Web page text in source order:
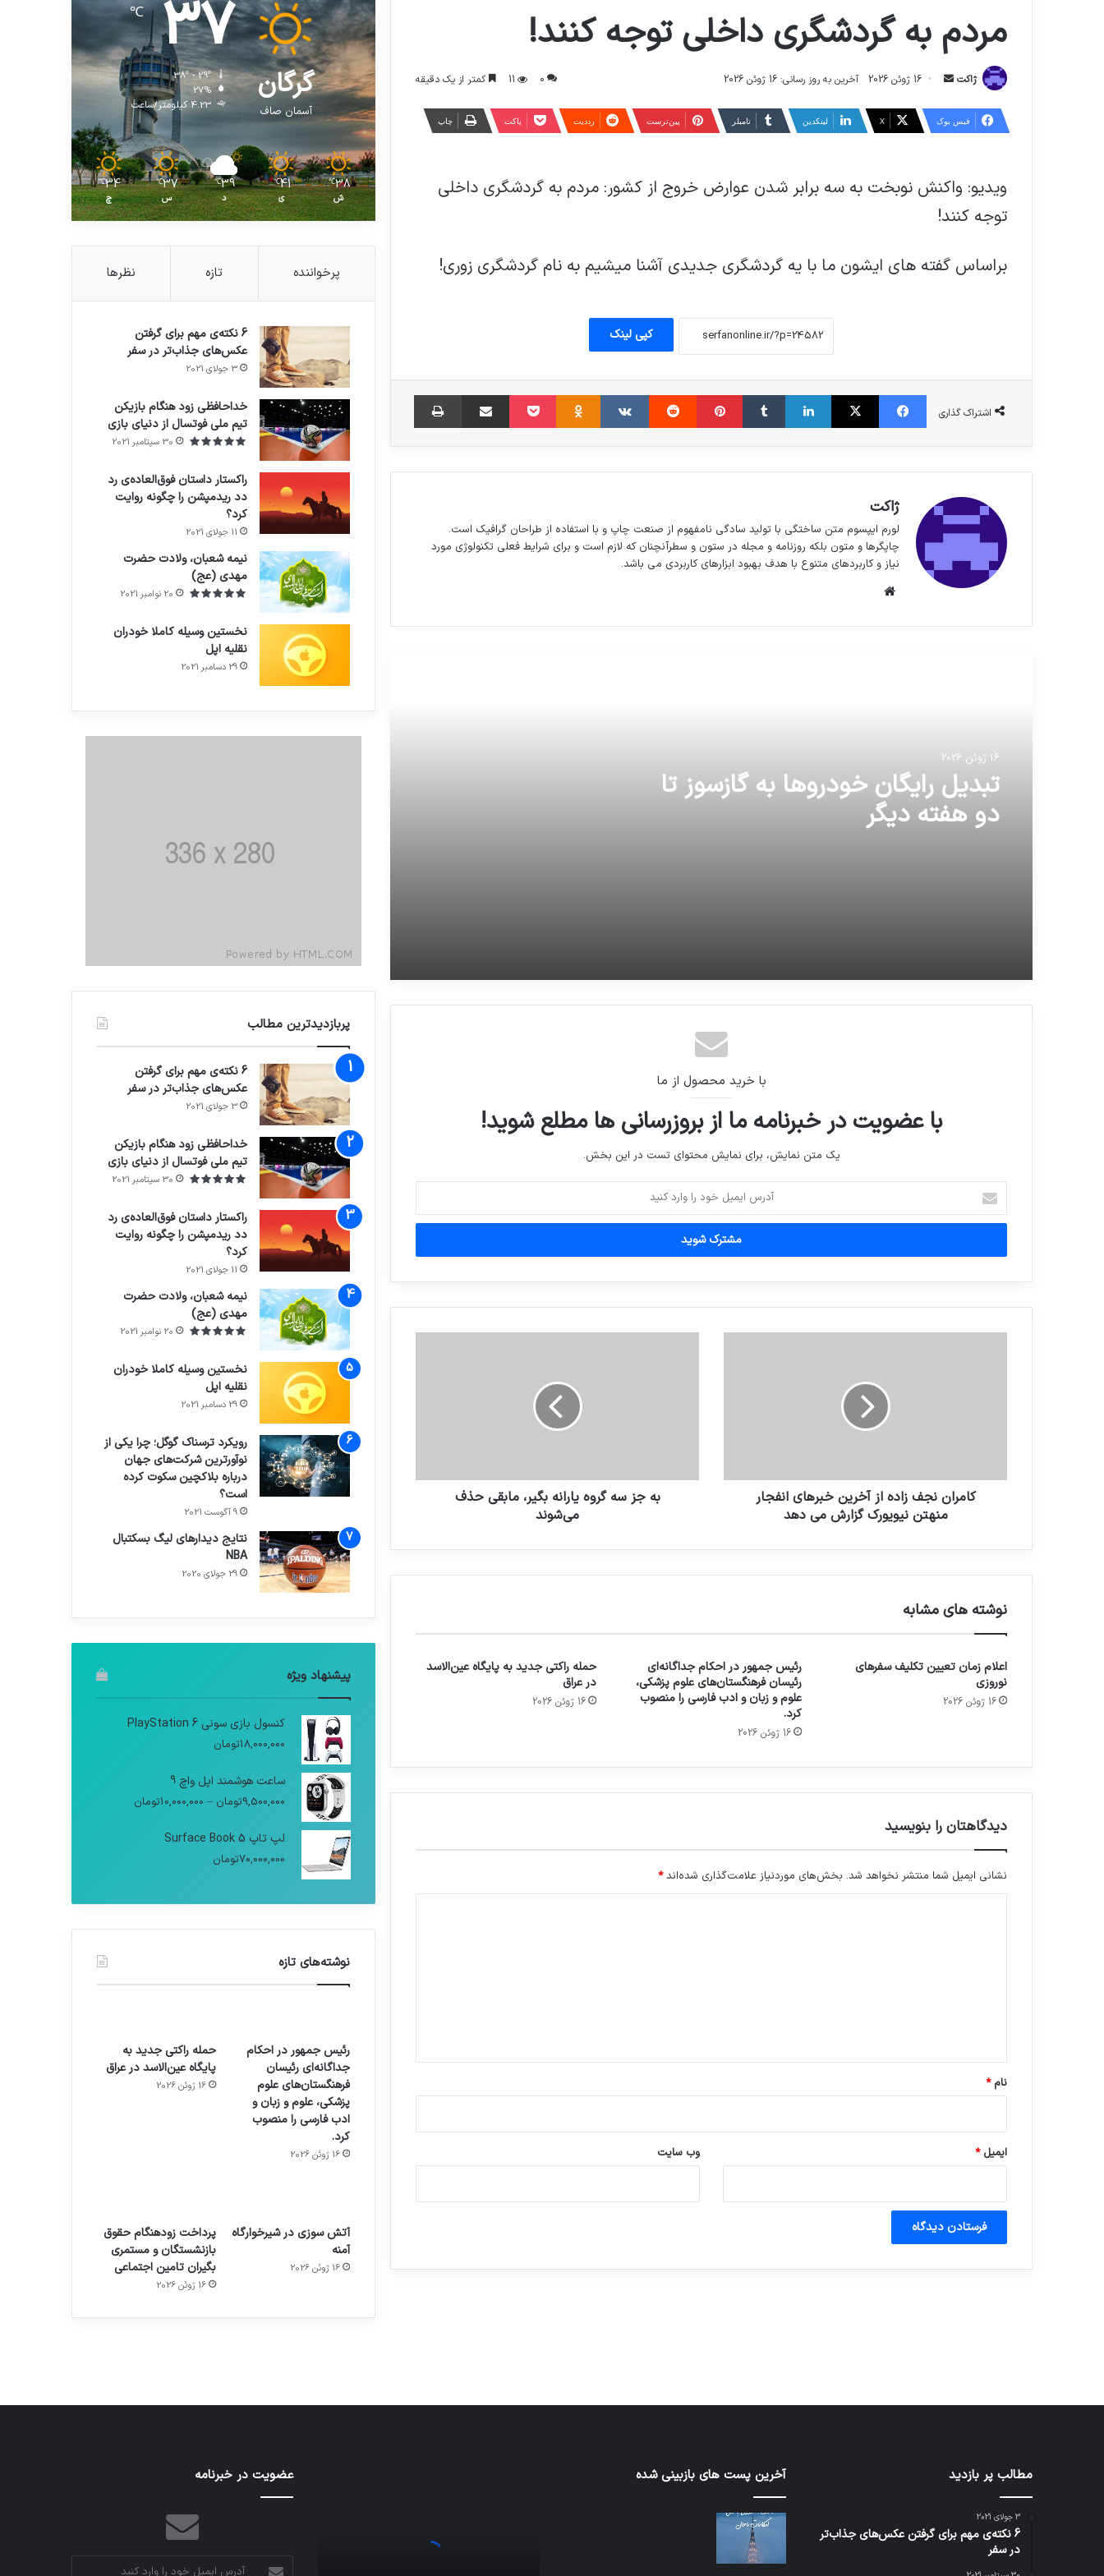
مردم به گردشگری داخلی توجه کنند!
ژاکت
ارسال 16 ژوئن 2026 آخرین به روز رسانی: 16 ژوئن 2026 0
11 کمتر از یک دقیقه
فیس بوک X لینکدین ‫تامبلر ‫پین‌ترست ‫رددیت پاکت چاپ
ویدیو: واکنش نوبخت به سه برابر شدن عوارض خروج از کشور: مردم به گردشگری داخلی
توجه کنند!
براساس گفته های ایشون ما با یه گردشگری جدیدی آشنا میشیم به نام گردشگری زوری!
کپی لینک
اشتراک گذاری
فیس بوک X لینکدین ‫تامبلر ‫پین‌ترست ‫رددیت ‫VKontakte
‫Odnoklassniki
پاکت اشتراک گذاری از طریق ایمیل چاپ
ژاکت
لورم ایپسوم متن ساختگی با تولید سادگی نامفهوم از صنعت چاپ و با استفاده از طراحان گرافیک است.
چاپگرها و متون بلکه روزنامه و مجله در ستون و سطرآنچنان که لازم است و برای شرایط فعلی تکنولوژی مورد
نیاز و کاربردهای متنوع با هدف بهبود ابزارهای کاربردی می باشد.
16 ژوئن 2026
تبدیل رایگان خودروها به گازسوز تا
دو هفته دیگر
تبدیل رایگان خودروها به گازسوز تا دو هفته
با خرید محصول از ما
با عضویت در خبرنامه ما از بروزرسانی ها مطلع شوید!
یک متن نمایش، برای نمایش محتوای تست در این بخش.
آدرس
ایمیل
خود
وارد
کامران نجف زاده از آخرين خبرهاي انفجار
منهتن نيويورک گزارش مي دهد
به جز سه گروه یارانه بگیر، مابقی حذف
می‌شوند
نوشته های مشابه
اعلام زمان تعیین تکلیف سفرهای
نوروزی
16 ژوئن 2026
رئیس جمهور در احکام جداگانه‌ای
رئیسان فرهنگستان‌های علوم پزشکی،
علوم و زبان و ادب فارسی را منصوب
کرد.
16 ژوئن 2026
حمله راکتی جدید به پایگاه عین‌الاسد
در عراق
16 ژوئن 2026
دیدگاهتان را بنویسید
نشانی ایمیل شما منتشر نخواهد شد. بخش‌های موردنیاز علامت‌گذاری شده‌اند*
نام*
ایمیل* وب‌ سایت
گرگان
آسمان صاف
37
℃
38º - 29º
27%
4.23 کیلومتر/ساعت
38
℃
ش
41
℃
ی
39
℃
د
37
℃
س
34
℃
چ
پرخواننده تازه نظرها
71%
6 نکته‌ی مهم برای گرفتن
عکس‌های جذاب‌تر در سفر
3 جولای 2021
خداحافظی زود هنگام بازیکن
تیم ملی فوتسال از دنیای بازی
30 سپتامبر 2021
راکستار داستان فوق‌العاده‌ی رد
دد ریدمپشن را چگونه روایت
کرد؟
11 جولای 2021
نیمه شعبان، ولادت حضرت
مهدی (عج)
20 نوامبر 2021
نخستین وسیله کاملا خودران
نقلیه اپل
29 دسامبر 2021
پربازدیدترین مطالب
71%
6 نکته‌ی مهم برای گرفتن
عکس‌های جذاب‌تر در سفر
3 جولای 2021
خداحافظی زود هنگام بازیکن
تیم ملی فوتسال از دنیای بازی
30 سپتامبر 2021
راکستار داستان فوق‌العاده‌ی رد
دد ریدمپشن را چگونه روایت
کرد؟
11 جولای 2021
نیمه شعبان، ولادت حضرت
مهدی (عج)
20 نوامبر 2021
نخستین وسیله کاملا خودران
نقلیه اپل
29 دسامبر 2021
رویکرد ترسناک گوگل؛ چرا یکی از
نوآورترین شرکت‌های جهان
درباره بلاکچین سکوت کرده
است؟
9 آگوست 2021
نتایج دیدار‌های لیگ بسکتبال
NBA
29 جولای 2020
پیشنهاد ویژه
کنسول بازی سونی PlayStation 6
18,000,000تومان
ساعت هوشمند اپل واچ 9
9,500,000تومان –
10,000,000تومان
لپ تاپ Surface Book 5
70,000,000تومان
نوشته‌های تازه
رئیس جمهور در احکام
جداگانه‌ای رئیسان
فرهنگستان‌های علوم
پزشکی، علوم و زبان و
ادب فارسی را منصوب
کرد.
16 ژوئن 2026
حمله راکتی جدید به
پایگاه عین‌الاسد در عراق
16 ژوئن 2026
آتش سوزی در شیرخوارگاه
آمنه
16 ژوئن 2026
پرداخت زودهنگام حقوق
بازنشستگان و مستمری
بگیران تامین اجتماعی
16 ژوئن 2026 آماده برای کشف ی سفر مجازی … ورزش با ساعت هوشمند عکاسی با طعم هدفون های 2023
مطالب پر بازدید
3 جولای 2021
6 نکته‌ی مهم برای گرفتن عکس‌های جذاب‌تر
در سفر
آخرین پست های بازبینی شده عضویت در خبرنامه
آدرس